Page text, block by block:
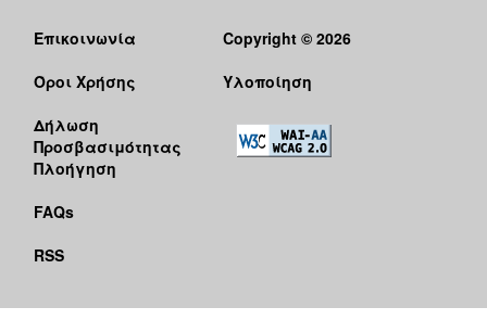
Επικοινωνία
Όροι Χρήσης
Δήλωση
Προσβασιμότητας
Πλοήγηση
FAQs
RSS
Copyright © 2026
Υλοποίηση